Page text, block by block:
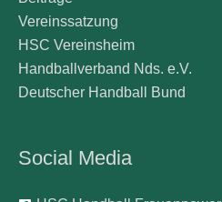
Vereinssatzung
HSC Vereinsheim
Handballverband Nds. e.V.
Deutscher Handball Bund
Social Media